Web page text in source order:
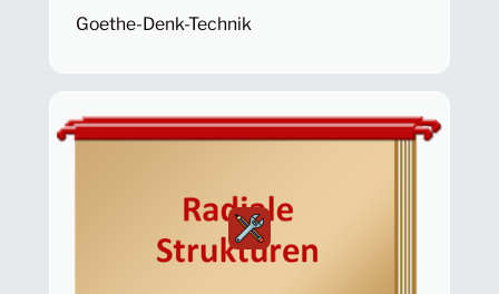
Goethe-Denk-Technik